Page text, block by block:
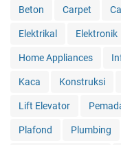
Beton Carpet
Elektrikal Elektronik
Home Appliances
Kaca Konstruksi
Lift Elevator
Plafond Plumbing